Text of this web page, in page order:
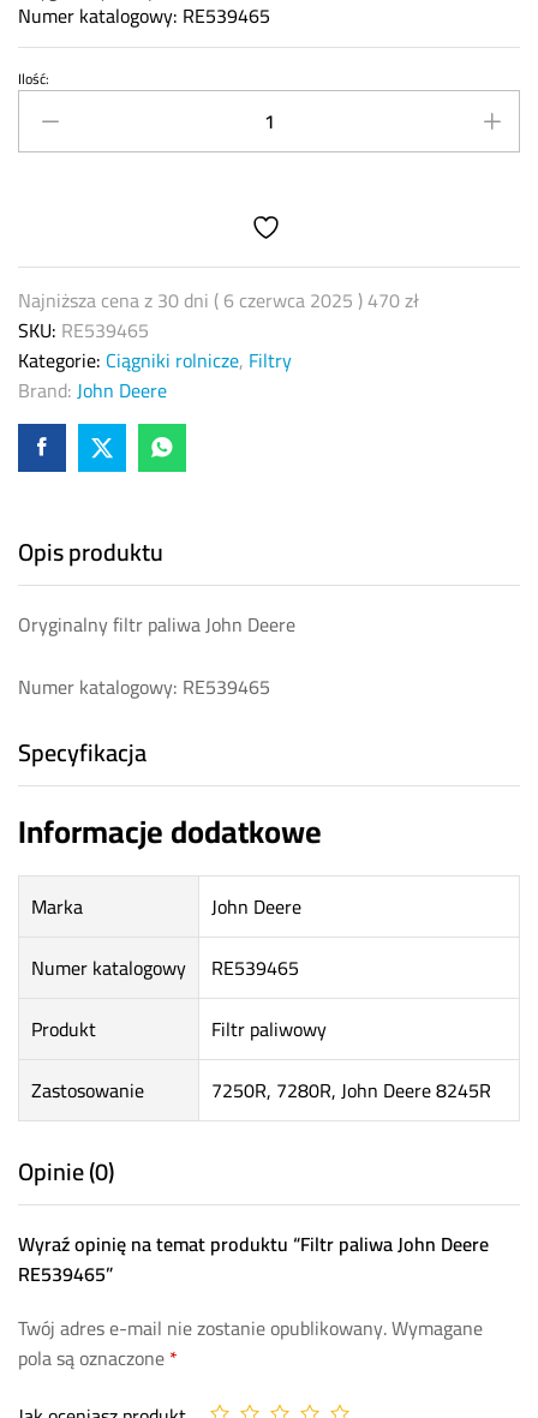
Numer katalogowy: RE539465
Filtr
paliwa
John
Ilość:
Najniższa cena z 30 dni (6 czerwca 2025)470zł
SKU: RE539465
Kategorie: Ciągniki rolnicze, Filtry
Brand:John Deere
Opis produktu
Oryginalny filtr paliwa John Deere
Numer katalogowy: RE539465
Specyfikacja
Informacje dodatkowe
Marka
John Deere
Numer katalogowy
RE539465
Produkt
Filtr paliwowy
Zastosowanie
7250R, 7280R, John Deere 8245R
Opinie (0)
Wyraź opinię na temat produktu “Filtr paliwa John Deere
RE539465”
Twój adres e-mail nie zostanie opublikowany.Wymagane
pola są oznaczone*